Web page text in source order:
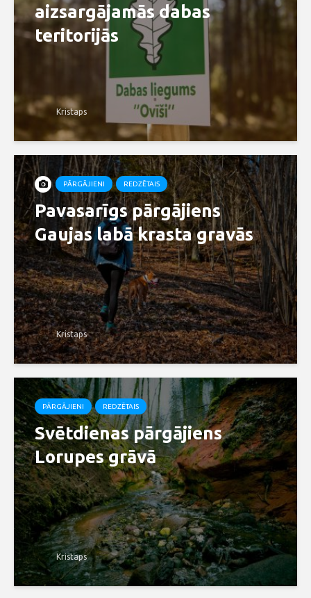
aizsargājamās dabas
teritorijās
Kristaps
PĀRGĀJIENI REDZĒTAIS
Pavasarīgs pārgājiens
Gaujas labā krasta gravās
Kristaps
PĀRGĀJIENI REDZĒTAIS
Svētdienas pārgājiens
Lorupes grāvā
Kristaps